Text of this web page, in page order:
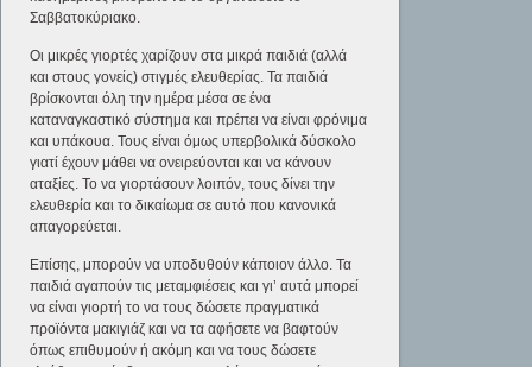
Σαββατοκύριακο.
Οι μικρές γιορτές χαρίζουν στα μικρά παιδιά (αλλά
και στους γονείς) στιγμές ελευθερίας. Τα παιδιά
βρίσκονται όλη την ημέρα μέσα σε ένα
καταναγκαστικό σύστημα και πρέπει να είναι φρόνιμα
και υπάκουα. Τους είναι όμως υπερβολικά δύσκολο
γιατί έχουν μάθει να ονειρεύονται και να κάνουν
αταξίες. Το να γιορτάσουν λοιπόν, τους δίνει την
ελευθερία και το δικαίωμα σε αυτό που κανονικά
απαγορεύεται.
Επίσης, μπορούν να υποδυθούν κάποιον άλλο. Τα
παιδιά αγαπούν τις μεταμφιέσεις και γι’ αυτά μπορεί
να είναι γιορτή το να τους δώσετε πραγματικά
προϊόντα μακιγιάζ και να τα αφήσετε να βαφτούν
όπως επιθυμούν ή ακόμη και να τους δώσετε